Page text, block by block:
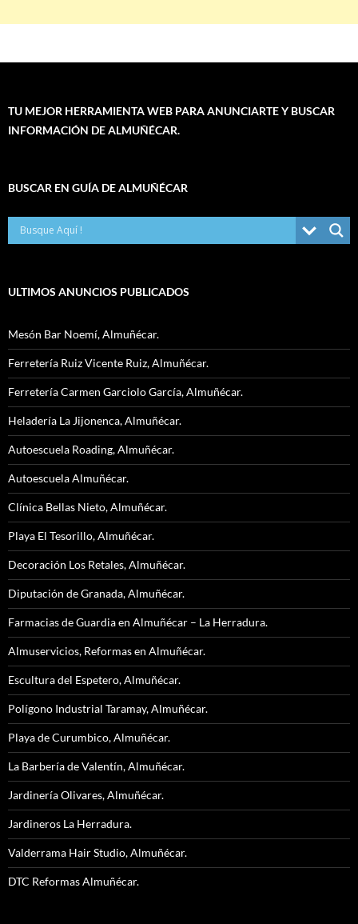
TU MEJOR HERRAMIENTA WEB PARA ANUNCIARTE Y BUSCAR
INFORMACIÓN DE ALMUÑÉCAR.
BUSCAR EN GUÍA DE ALMUÑÉCAR
ULTIMOS ANUNCIOS PUBLICADOS
Mesón Bar Noemí, Almuñécar.
Ferretería Ruiz Vicente Ruiz, Almuñécar.
Ferretería Carmen Garciolo García, Almuñécar.
Heladería La Jijonenca, Almuñécar.
Autoescuela Roading, Almuñécar.
Autoescuela Almuñécar.
Clínica Bellas Nieto, Almuñécar.
Playa El Tesorillo, Almuñécar.
Decoración Los Retales, Almuñécar.
Diputación de Granada, Almuñécar.
Farmacias de Guardia en Almuñécar – La Herradura.
Almuservicios, Reformas en Almuñécar.
Escultura del Espetero, Almuñécar.
Polígono Industrial Taramay, Almuñécar.
Playa de Curumbico, Almuñécar.
La Barbería de Valentín, Almuñécar.
Jardinería Olivares, Almuñécar.
Jardineros La Herradura.
Valderrama Hair Studio, Almuñécar.
DTC Reformas Almuñécar.